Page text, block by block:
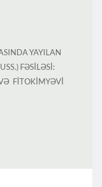
YAYILAN
FƏSİLƏSİ:
FİTOKİMYƏVİ